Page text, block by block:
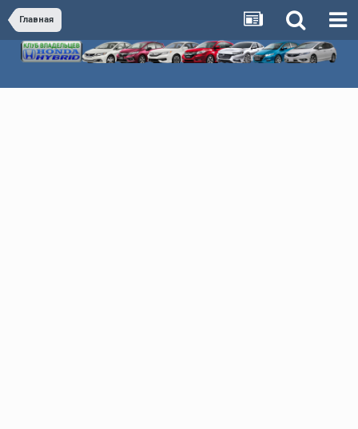
Главная